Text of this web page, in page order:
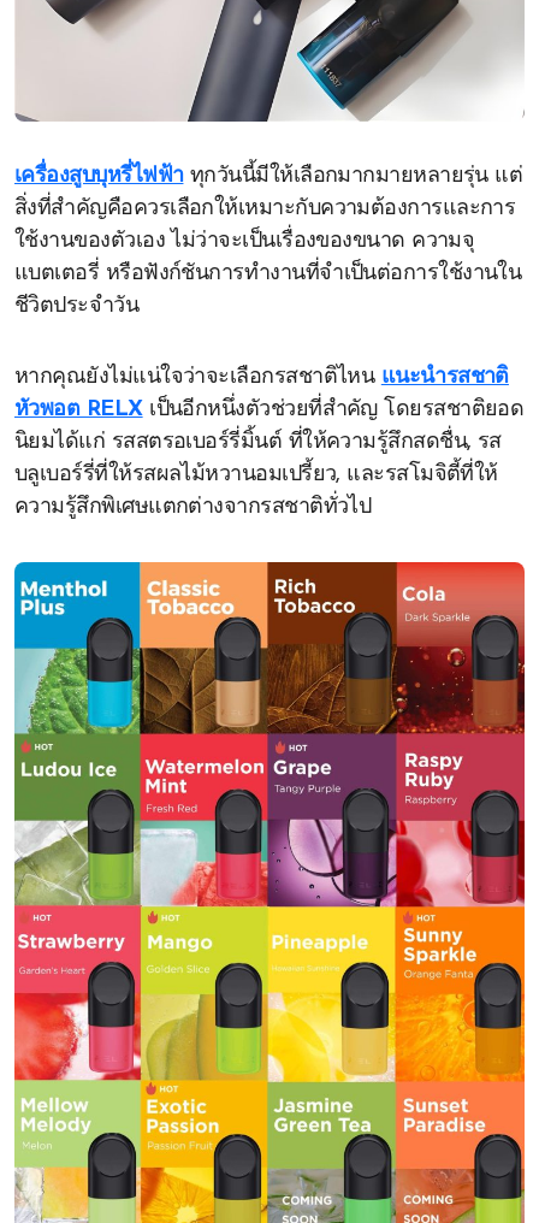
เครื่องสูบบุหรี่ไฟฟ้าทุกวันนี้มีให้เลือกมากมายหลายรุ่น แต่
สิ่งที่สำคัญคือควรเลือกให้เหมาะกับความต้องการและการ
ใช้งานของตัวเอง ไม่ว่าจะเป็นเรื่องของขนาด ความจุ
แบตเตอรี่ หรือฟังก์ชันการทำงานที่จำเป็นต่อการใช้งานใน
ชีวิตประจำวัน
หากคุณยังไม่แน่ใจว่าจะเลือกรสชาติไหน แนะนำรสชาติ
หัวพอต RELXเป็นอีกหนึ่งตัวช่วยที่สำคัญ โดยรสชาติยอด
นิยมได้แก่ รสสตรอเบอร์รี่มิ้นต์ ที่ให้ความรู้สึกสดชื่น, รส
บลูเบอร์รี่ที่ให้รสผลไม้หวานอมเปรี้ยว, และรสโมจิตี้ที่ให้
ความรู้สึกพิเศษแตกต่างจากรสชาติทั่วไป